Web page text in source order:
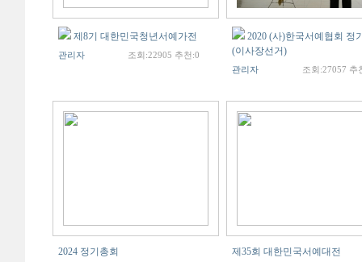
제8기 대한민국청년서예가전
관리자 조회:22905 추천:0
2020 (사)한국서예협회 정
(이사장선거)
관리자 조회:27057 추
2024 정기총회 제35회 대한민국서예대전